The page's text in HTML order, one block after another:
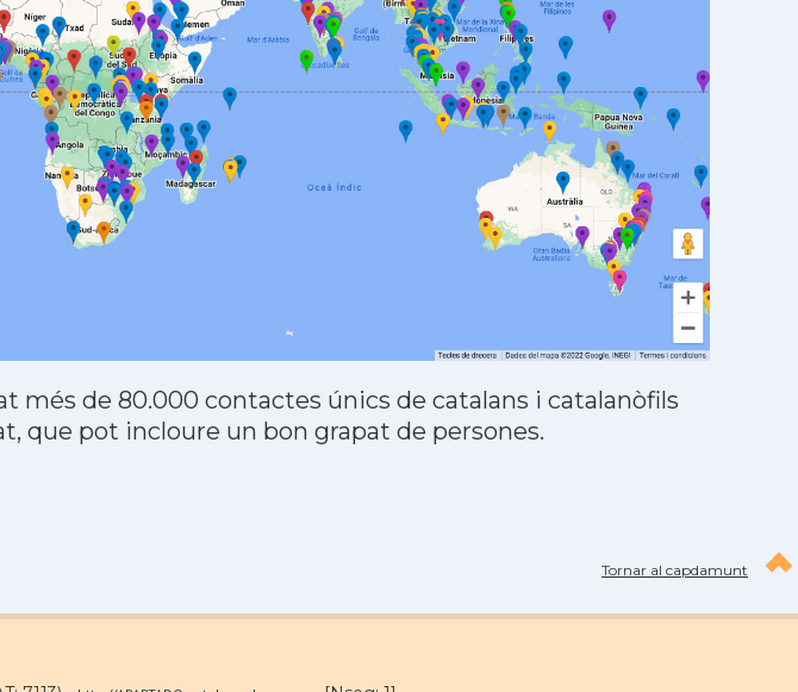
més de 80.000 contactes únics de catalans i catalanòfils
que pot incloure un bon grapat de persones.
Tornar al capdamunt